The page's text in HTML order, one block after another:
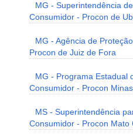
MG - Superintendência
Consumidor - Procon de
MG - Agência de
Procon de Juiz de Fora
MG - Programa Estadual
Consumidor - Procon
MS - Superintendência
Consumidor - Procon Mato